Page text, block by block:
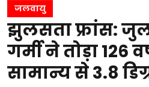
जलवायु
झुलसता फ्रांस:
गर्मी ने तोड़ा 126
सामान्य से 3.8